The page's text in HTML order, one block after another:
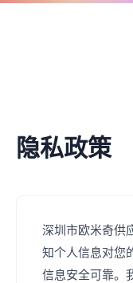
隐私政策
深圳市欧米奇供
知个人信息对您
信息安全可靠。